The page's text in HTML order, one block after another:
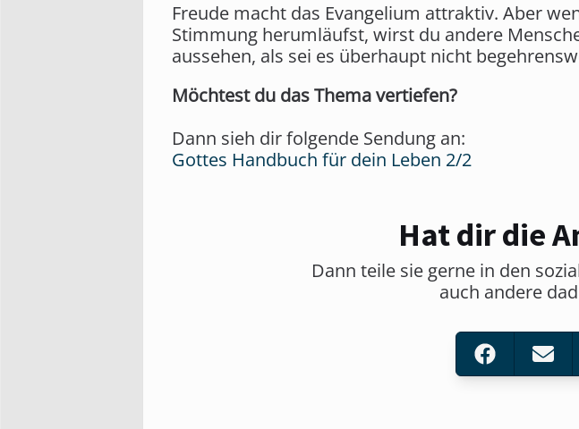
Freude macht das Evangelium attraktiv. Aber
Stimmung herumläufst, wirst du andere
aussehen, als sei es überhaupt nicht
Möchtest du das Thema vertiefen?
Dann sieh dir folgende Sendung an:
Gottes Handbuch für dein Leben 2/2
Hat dir die
Dann teile sie gerne in den
auch andere